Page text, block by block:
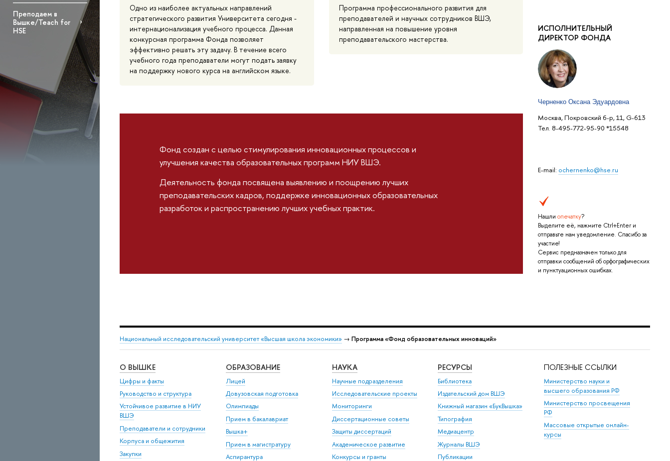
Преподаем в
Вышке/Teach for
HSE
ИСПОЛНИТЕЛЬНЫЙ
ДИРЕКТОР ФОНДА
Черненко Оксана Эдуардовна
Москва, Покровский б-р, 11, G-613
Тел. 8-495-772-95-90 *15548
E-mail: ochernenko@hse.ru
Нашли опечатку?
Выделите её, нажмите Ctrl+Enter и
отправьте нам уведомление. Спасибо за
участие!
Сервис предназначен только для
отправки сообщений об орфографических
и пунктуационных ошибках.
Одно из наиболее актуальных направлений
стратегического развития Университета сегодня -
интернационализация учебного процесса. Данная
конкурсная программа Фонда позволяет
эффективно решать эту задачу. В течение всего
учебного года преподаватели могут подать заявку
на поддержку нового курса на английском языке.
Программа профессионального развития для
преподавателей и научных сотрудников ВШЭ,
направленная на повышение уровня
преподавательского мастерства.
Фонд создан с целью стимулирования инновационных процессов и
улучшения качества образовательных программ НИУ ВШЭ.
Деятельность фонда посвящена выявлению и поощрению лучших
преподавательских кадров, поддержке инновационных образовательных
разработок и распространению лучших учебных практик.
Национальный исследовательский университет «Высшая школа экономики» → Программа «Фонд образовательных инноваций»
О ВЫШКЕ
Цифры и факты
Руководство и структура
Устойчивое развитие в НИУ
ВШЭ
Преподаватели и сотрудники
Корпуса и общежития
Закупки
ОБРАЗОВАНИЕ
Лицей
Довузовская подготовка
Олимпиады
Прием в бакалавриат
Вышка+
Прием в магистратуру
Аспирантура
НАУКА
Научные подразделения
Исследовательские проекты
Мониторинги
Диссертационные советы
Защиты диссертаций
Академическое развитие
Конкурсы и гранты
РЕСУРСЫ
Библиотека
Издательский дом ВШЭ
Книжный магазин «БукВышка»
Типография
Медиацентр
Журналы ВШЭ
Публикации
ПОЛЕЗНЫЕ ССЫЛКИ
Министерство науки и
высшего образования РФ
Министерство просвещения
РФ
Массовые открытые онлайн-
курсы